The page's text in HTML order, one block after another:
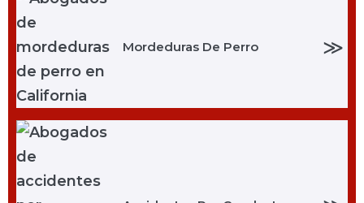
Mordeduras De Perro ≫